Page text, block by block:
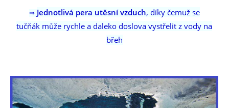
⇒ Jednotlivá pera utěsní vzduch, díky čemuž se
tučňák může rychle a daleko doslova vystřelit z vody na
břeh